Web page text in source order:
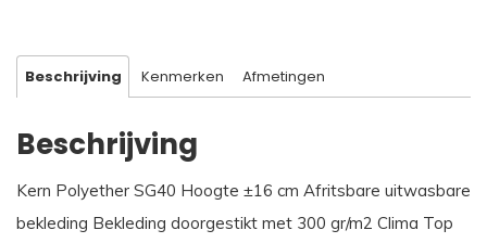
Beschrijving Kenmerken Afmetingen
Beschrijving
Kern Polyether SG40 Hoogte ±16 cm Afritsbare uitwasbare
bekleding Bekleding doorgestikt met 300 gr/m2 Clima Top